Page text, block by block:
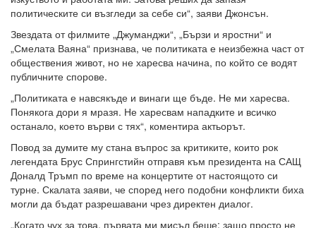
политическите си възгледи за себе си“, заяви Джонсън.
Звездата от филмите „Джуманджи“, „Бързи и яростни“ и
„Смелата Ваяна“ признава, че политиката е неизбежна част от
обществения живот, но не харесва начина, по който се водят
публичните спорове.
„Политиката е навсякъде и винаги ще бъде. Не ми харесва.
Понякога дори я мразя. Не харесвам нападките и всичко
останало, което върви с тях“, коментира актьорът.
Повод за думите му стана въпрос за критиките, които рок
легендата Брус Спрингстийн отправя към президента на САЩ
Доналд Тръмп по време на концертите от настоящото си
турне. Скалата заяви, че според него подобни конфликти биха
могли да бъдат разрешавани чрез директен диалог.
„Когато чух за това, първата ми мисъл беше: защо просто не